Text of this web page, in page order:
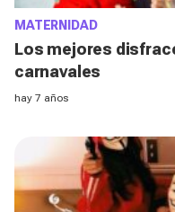
MATERNIDAD
Los mejores
carnavales
hay 7 años